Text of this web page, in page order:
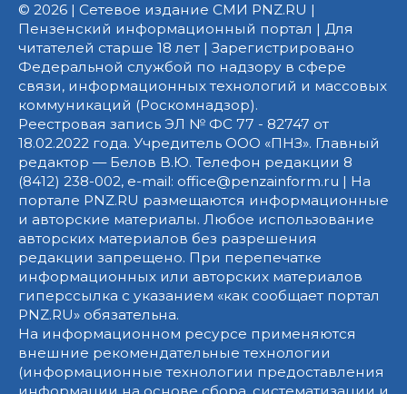
© 2026 | Сетевое издание СМИ PNZ.RU |
Пензенский информационный портал | Для
читателей старше 18 лет | Зарегистрировано
Федеральной службой по надзору в сфере
связи, информационных технологий и массовых
коммуникаций (Роскомнадзор).
Реестровая запись ЭЛ № ФС 77 - 82747 от
18.02.2022 года. Учредитель ООО «ПНЗ». Главный
редактор — Белов В.Ю. Телефон редакции 8
(8412) 238-002, e-mail: office@penzainform.ru | На
портале PNZ.RU размещаются информационные
и авторские материалы. Любое использование
авторских материалов без разрешения
редакции запрещено. При перепечатке
информационных или авторских материалов
гиперссылка с указанием «как сообщает портал
PNZ.RU» обязательна.
На информационном ресурсе применяются
внешние рекомендательные технологии
(информационные технологии предоставления